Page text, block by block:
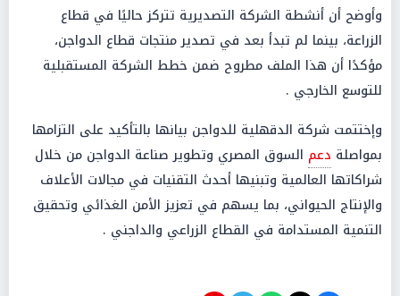
وأوضح أن أنشطة الشركة التصديرية تتركز حاليًا في قطاع
الزراعة، بينما لم تبدأ بعد في تصدير منتجات قطاع الدواجن،
مؤكدًا أن هذا الملف مطروح ضمن خطط الشركة المستقبلية
للتوسع الخارجي .
وإختتمت شركة الدقهلية للدواجن بيانها بالتأكيد على التزامها
بمواصلة دعم السوق المصري وتطوير صناعة الدواجن من خلال
شراكاتها العالمية وتبنيها أحدث التقنيات في مجالات الأعلاف
والإنتاج الحيواني، بما يسهم في تعزيز الأمن الغذائي وتحقيق
التنمية المستدامة في القطاع الزراعي والداجني .